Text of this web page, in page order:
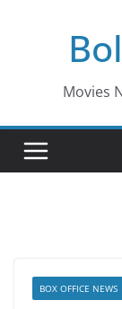
Movies
BOX OFFICE NEWS